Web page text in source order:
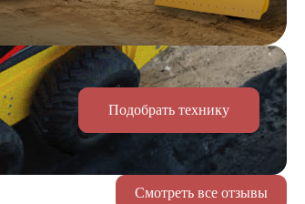
Подобрать технику
Смотреть все отзывы